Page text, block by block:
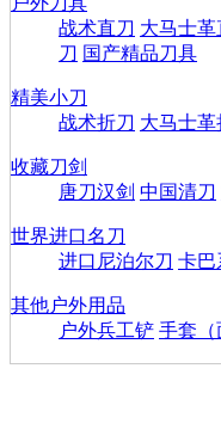
战术直刀 大马士革
刀 国产精品刀具
精美小刀
战术折刀 大马士革
收藏刀剑
唐刀汉剑 中国清刀
世界进口名刀
进口尼泊尔刀 卡巴
其他户外用品
户外兵工铲 手套（